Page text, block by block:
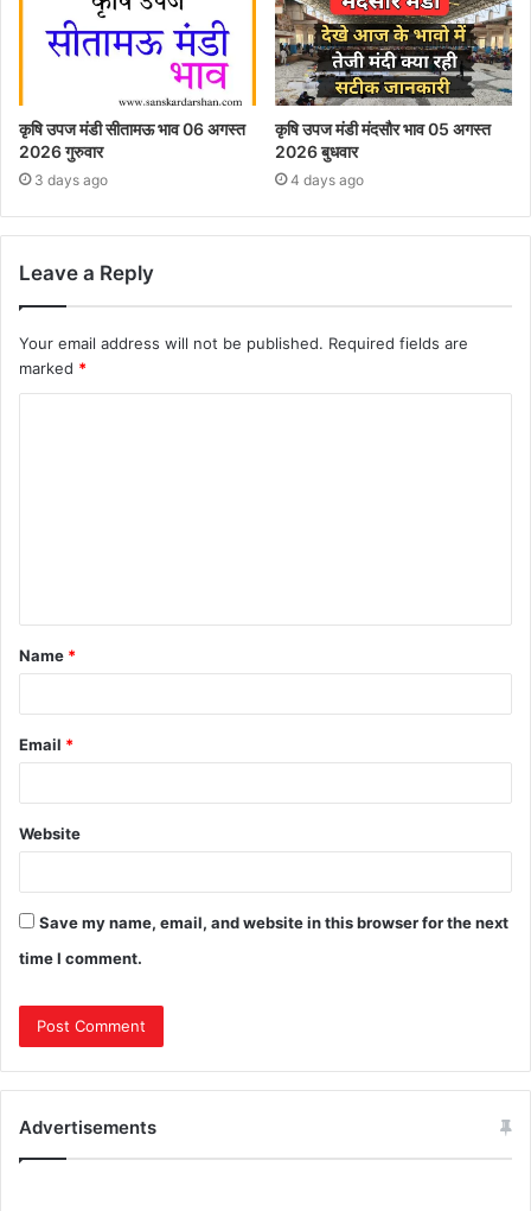
कृषि उपज मंडी सीतामऊ भाव 06 अगस्त
2026 गुरुवार
3 days ago
कृषि उपज मंडी मंदसौर भाव 05 अगस्त
2026 बुधवार
4 days ago
Leave a Reply
Your email address will not be published. Required fields are
marked *
Name *
Email *
Website
Save my name, email, and website in this browser for the next
time I comment.
Advertisements